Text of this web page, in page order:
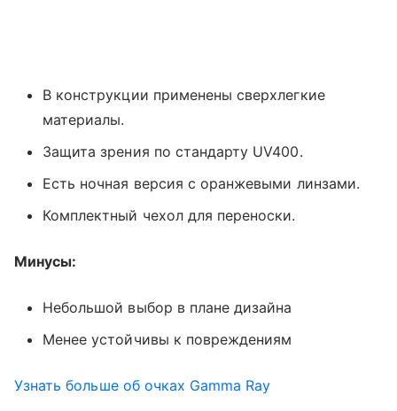
В конструкции применены сверхлегкие
материалы.
Защита зрения по стандарту UV400.
Есть ночная версия с оранжевыми линзами.
Комплектный чехол для переноски.
Минусы:
Небольшой выбор в плане дизайна
Менее устойчивы к повреждениям
Узнать больше об очках Gamma Ray